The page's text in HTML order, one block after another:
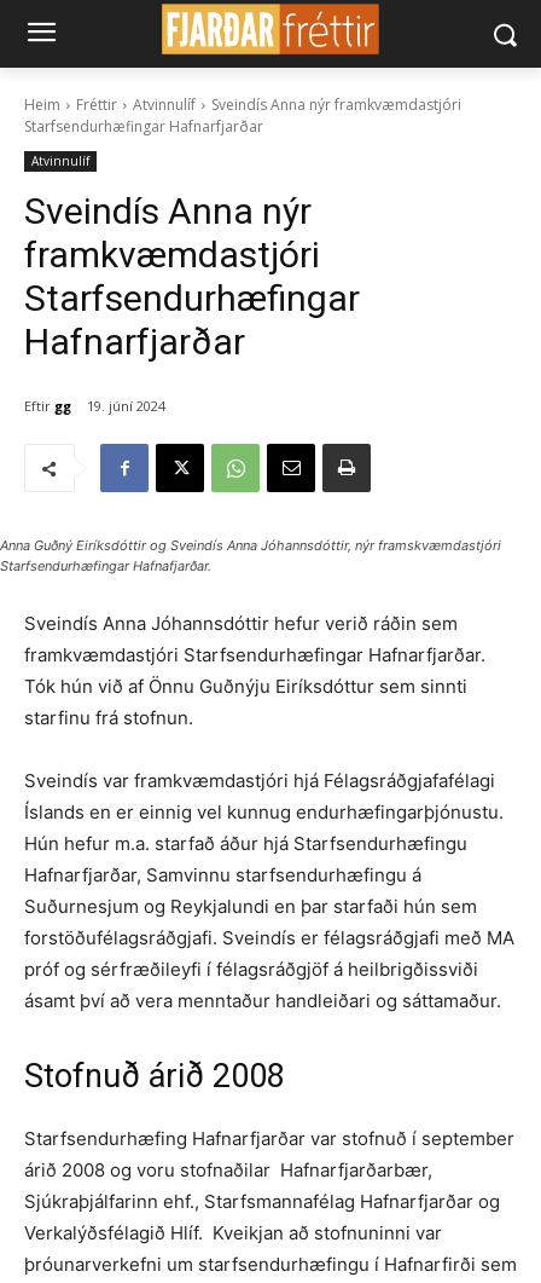
Heim Fréttir Atvinnulíf
Sveindís Anna nýr framkvæmdastjóri
Starfsendurhæfingar Hafnarfjarðar
Atvinnulíf
Sveindís Anna nýr
framkvæmdastjóri
Starfsendurhæfingar
Hafnarfjarðar
Eftir gg 19. júní 2024
Anna Guðný Eiríksdóttir og Sveindís Anna Jóhannsdóttir, nýr framskvæmdastjóri
Starfsendurhæfingar Hafnafjarðar.
Sveindís Anna Jóhannsdóttir hefur verið ráðin sem
framkvæmdastjóri Starfsendurhæfingar Hafnarfjarðar.
Tók hún við af Önnu Guðnýju Eiríksdóttur sem sinnti
starfinu frá stofnun.
Sveindís var framkvæmdastjóri hjá Félagsráðgjafafélagi
Íslands en er einnig vel kunnug endurhæfingarþjónustu.
Hún hefur m.a. starfað áður hjá Starfsendurhæfingu
Hafnarfjarðar, Samvinnu starfsendurhæfingu á
Suðurnesjum og Reykjalundi en þar starfaði hún sem
forstöðufélagsráðgjafi. Sveindís er félagsráðgjafi með MA
próf og sérfræðileyfi í félagsráðgjöf á heilbrigðissviði
ásamt því að vera menntaður handleiðari og sáttamaður.
Stofnuð árið 2008
Starfsendurhæfing Hafnarfjarðar var stofnuð í september
árið 2008 og voru stofnaðilar Hafnarfjarðarbær,
Sjúkraþjálfarinn ehf., Starfsmannafélag Hafnarfjarðar og
Verkalýðsfélagið Hlíf. Kveikjan að stofnuninni var
þróunarverkefni um starfsendurhæfingu í Hafnarfirði sem